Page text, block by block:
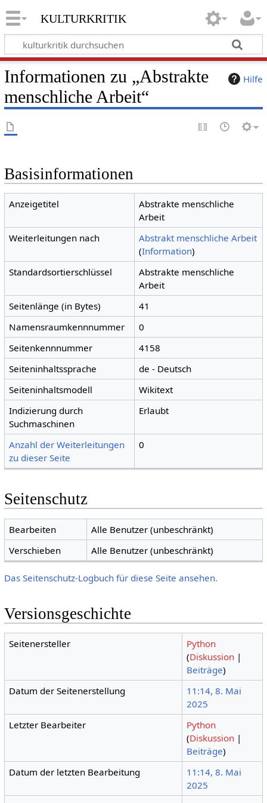
kulturkritik
Hilfe
Informationen zu „Abstrakte
menschliche Arbeit“
Basisinformationen
Anzeigetitel
Abstrakte menschliche
Arbeit
Weiterleitungen nach
Abstrakt menschliche Arbeit
(Information)
Standardsortierschlüssel
Abstrakte menschliche
Arbeit
Seitenlänge (in Bytes)
41
Namensraumkennnummer
0
Seitenkennnummer
4158
Seiteninhaltssprache
de - Deutsch
Seiteninhaltsmodell
Wikitext
Indizierung durch
Suchmaschinen
Erlaubt
Anzahl der Weiterleitungen
zu dieser Seite
0
Seitenschutz
Bearbeiten
Alle Benutzer (unbeschränkt)
Verschieben
Alle Benutzer (unbeschränkt)
Das Seitenschutz-Logbuch für diese Seite ansehen.
Versionsgeschichte
Seitenersteller
Python
(Diskussion |
Beiträge)
Datum der Seitenerstellung
11:14, 8. Mai
2025
Letzter Bearbeiter
Python
(Diskussion |
Beiträge)
Datum der letzten Bearbeitung
11:14, 8. Mai
2025